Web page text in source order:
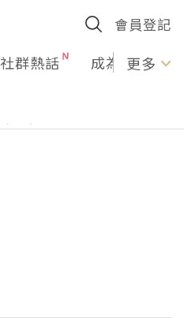
會員登記
社群熱話 成為U更多